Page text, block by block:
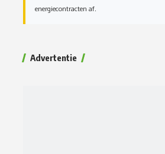
energiecontracten af.
Advertentie